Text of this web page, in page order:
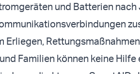
und Batterien
Erliegen,
Familien können keine Hilfe